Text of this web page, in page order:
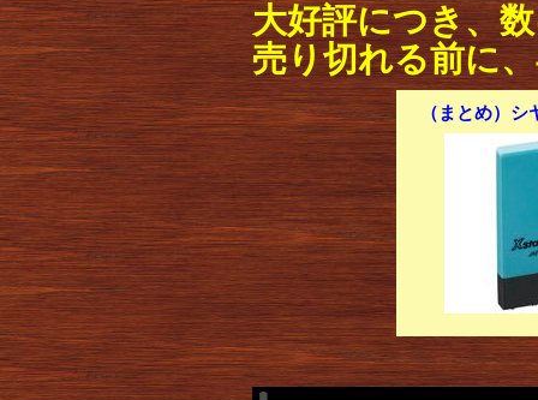
大好評につき、
売り切れる前に
（まとめ）